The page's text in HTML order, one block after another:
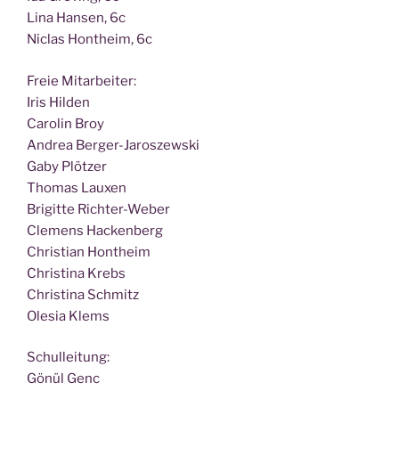
Lina Han­sen, 6c
Nic­las Hont­heim, 6c
Freie Mit­ar­bei­ter:
Iris Hilden
Caro­lin Broy
Andrea Berger-Jaroszewski
Gaby Plötzer
Tho­mas Lauxen
Bri­git­te Richter-Weber
Cle­mens Hackenberg
Chris­ti­an Hontheim
Chris­ti­na Krebs
Chris­ti­na Schmitz
Ole­sia Klems
Schul­lei­tung:
Gönül Genc